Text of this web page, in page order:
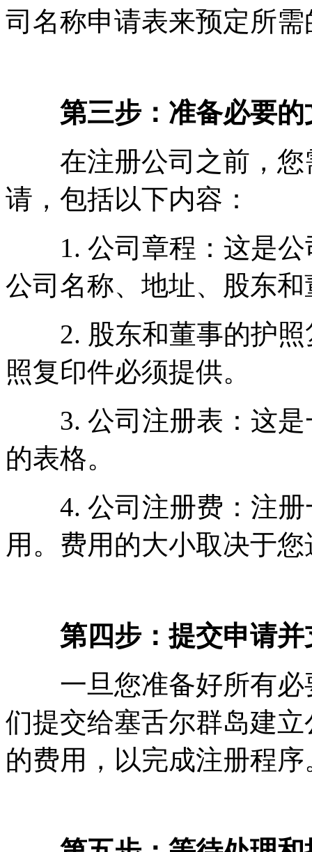
司名称申请表来预定所
第三步：准备必要的
在注册公司之前，您
请，包括以下内容：
1. 公司章程：这是公
公司名称、地址、股东
2. 股东和董事的护照
照复印件必须提供。
3. 公司注册表：这是
的表格。
4. 公司注册费：注册
用。费用的大小取决于
第四步：提交申请
一旦您准备好所有必
们提交给塞舌尔群岛建
的费用，以完成注册程序